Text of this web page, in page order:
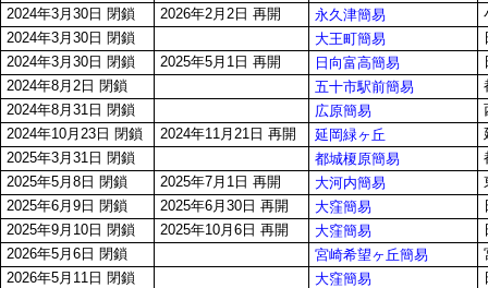
2024年3月30日 閉鎖
2026年2月2日 再開 永久津簡易
2024年3月30日 閉鎖
大王町簡易
2024年3月30日 閉鎖
2025年5月1日 再開 日向富高簡易
2024年8月2日 閉鎖
五十市駅前簡易
2024年8月31日 閉鎖
広原簡易
2024年10月23日 閉鎖
2024年11月21日 再開 延岡緑ヶ丘
2025年3月31日 閉鎖
都城榎原簡易
2025年5月8日 閉鎖
2025年7月1日 再開 大河内簡易
2025年6月9日 閉鎖
2025年6月30日 再開 大窪簡易
2025年9月10日 閉鎖
2025年10月6日 再開 大窪簡易
2026年5月6日 閉鎖
宮崎希望ヶ丘簡易
2026年5月11日 閉鎖
大窪簡易